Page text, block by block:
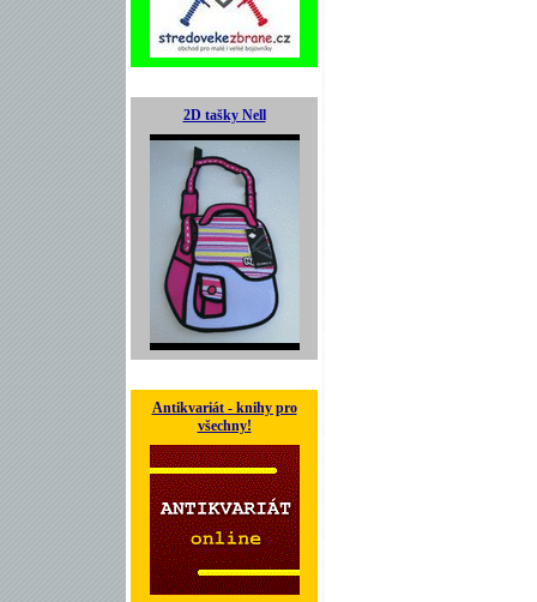
2D tašky Nell
Antikvariát - knihy pro
všechny!